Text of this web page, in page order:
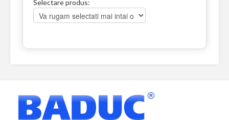
Selectare produs: